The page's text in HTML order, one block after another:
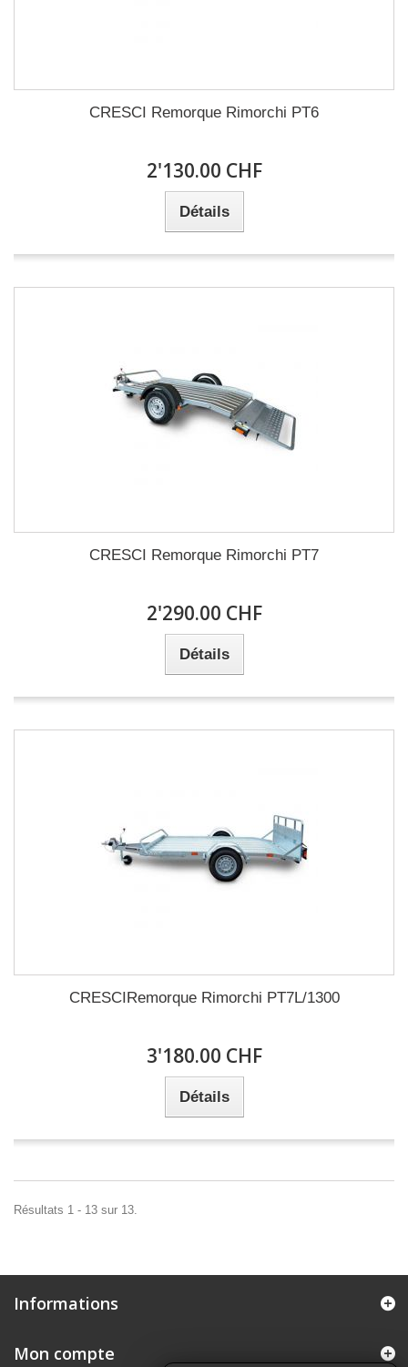
CRESCI Remorque Rimorchi PT6
2'130.00 CHF
Détails
CRESCI Remorque Rimorchi PT7
2'290.00 CHF
Détails
CRESCIRemorque Rimorchi PT7L/1300
3'180.00 CHF
Détails
Résultats 1 - 13 sur 13.
Informations
Mon compte